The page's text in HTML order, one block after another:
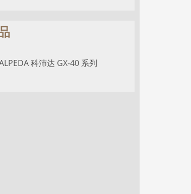
科沛达 GX-40 系列